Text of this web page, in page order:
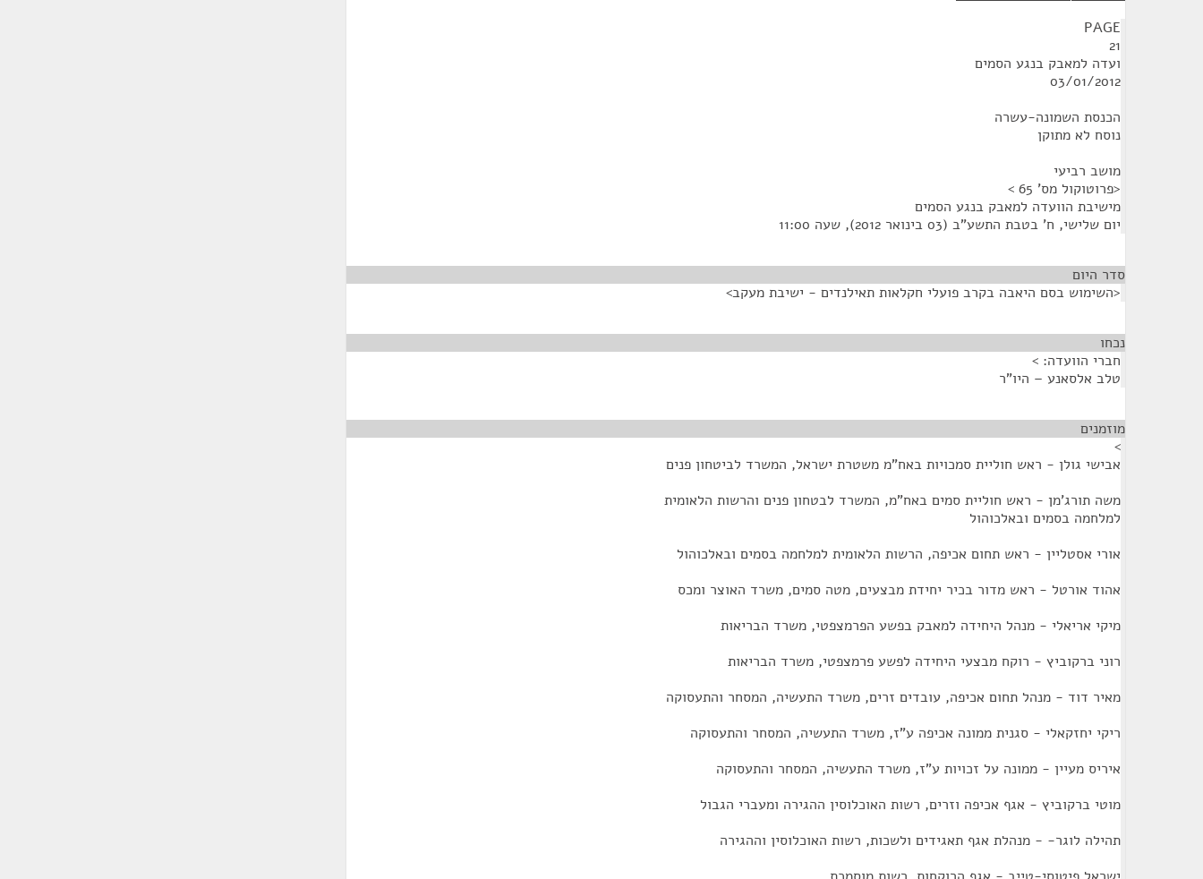
PAGE
21
ועדה למאבק בנגע הסמים
03/01/2012
הכנסת השמונה-עשרה
נוסח לא מתוקן
מושב רביעי
<פרוטוקול מס' 65 >
מישיבת הוועדה למאבק בנגע הסמים
יום שלישי, ח' בטבת התשע"ב (03 בינואר 2012), שעה 11:00
סדר היום
<השימוש בסם היאבה בקרב פועלי חקלאות תאילנדים - ישיבת מעקב>
נכחו
חברי הוועדה: >
טלב אלסאנע – היו"ר
מוזמנים
>
אבישי גולן - ראש חוליית סמכויות באח"מ משטרת ישראל, המשרד לביטחון פנים
משה תורג'מן - ראש חוליית סמים באח"מ, המשרד לבטחון פנים והרשות הלאומית
למלחמה בסמים ובאלכוהול
אורי אסטליין - ראש תחום אכיפה, הרשות הלאומית למלחמה בסמים ובאלכוהול
אהוד אורטל - ראש מדור בכיר יחידת מבצעים, מטה סמים, משרד האוצר ומכס
מיקי אריאלי - מנהל היחידה למאבק בפשע הפרמצפטי, משרד הבריאות
רוני ברקוביץ - רוקח מבצעי היחידה לפשע פרמצפטי, משרד הבריאות
מאיר דוד - מנהל תחום אכיפה, עובדים זרים, משרד התעשיה, המסחר והתעסוקה
ריקי יחזקאלי - סגנית ממונה אכיפה ע"ז, משרד התעשיה, המסחר והתעסוקה
איריס מעיין - ממונה על זכויות ע"ז, משרד התעשיה, המסחר והתעסוקה
מוטי ברקוביץ - אגף אכיפה וזרים, רשות האוכלוסין ההגירה ומעברי הגבול
תהילה לוגר- - מנהלת אגף תאגידים ולשכות, רשות האוכלוסין וההגירה